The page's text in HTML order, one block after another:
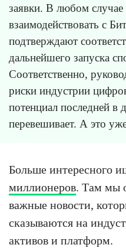
заявки. В любом случае
взаимодействовать с
подтверждают
дальнейшего запуска
Соответственно,
риски индустрии
потенциал последней в
перевешивает. А это
Больше интересного
миллионеров. Там мы
важные новости,
сказываются на
активов и платформ.